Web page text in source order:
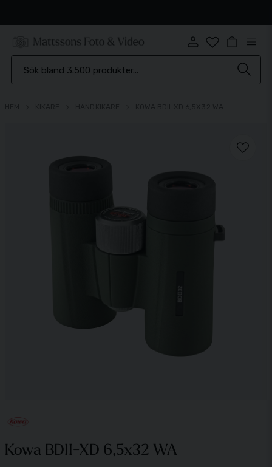
Kowa BDII-XD 6,5x32 WA